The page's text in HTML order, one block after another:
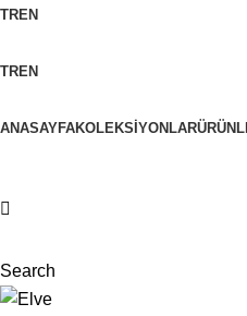
TREN
TREN
ANASAYFAKOLEKSIYONLAR
Search